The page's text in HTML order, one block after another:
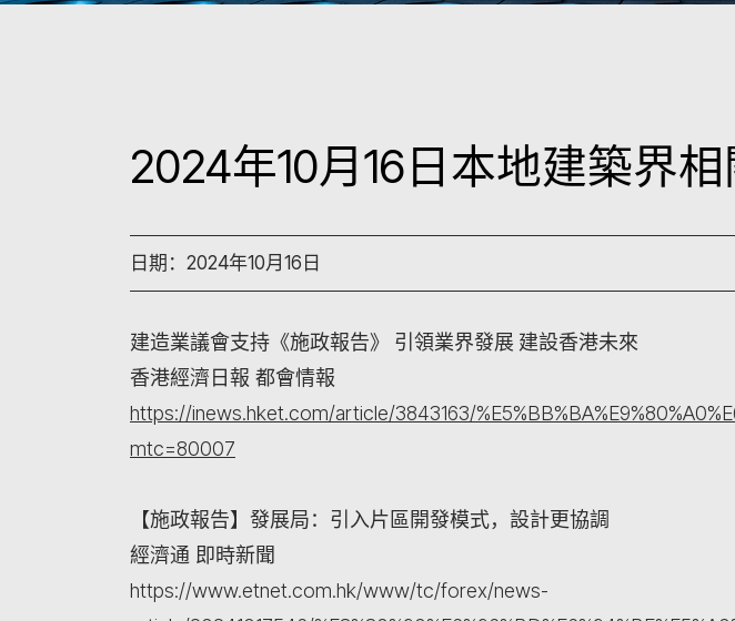
2024年10月16日本地建築界
日期：2024年10月16日
建造業議會支持《施政報告》 引領業界發展 建設香港未來
香港經濟日報 都會情報
https://inews.hket.com/article/3843163/
mtc=80007
【施政報告】發展局：引入片區開發模式，設計更協調
經濟通 即時新聞
https://www.etnet.com.hk/www/tc/forex/news-